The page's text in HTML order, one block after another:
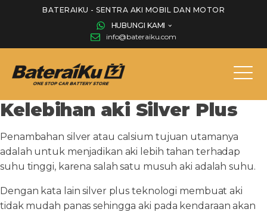
BATERAIKU - SENTRA AKI MOBIL DAN MOTOR
HUBUNGI KAMI
info@bateraiku.com
Kelebihan aki Silver Plus
Penambahan silver atau calsium tujuan utamanya
adalah untuk menjadikan aki lebih tahan terhadap
suhu tinggi, karena salah satu musuh aki adalah suhu.
Dengan kata lain silver plus teknologi membuat aki
tidak mudah panas sehingga aki pada kendaraan akan